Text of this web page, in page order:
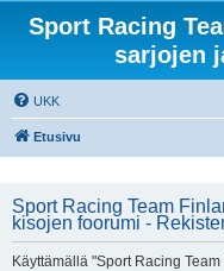
Sport Racing
sarjojen
UKK
Etusivu
Sport Racing Team
kisojen foorumi -
Käyttämällä "Sport Racing